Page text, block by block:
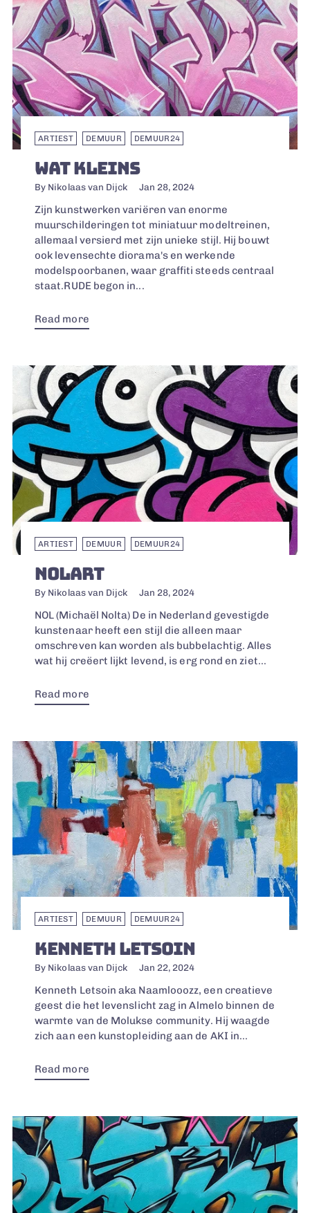
ARTIEST DEMUUR DEMUUR24
WAT KLEINS
By Nikolaas van Dijck Jan 28, 2024
Zijn kunstwerken variëren van enorme
muurschilderingen tot miniatuur modeltreinen,
allemaal versierd met zijn unieke stijl. Hij bouwt
ook levensechte diorama's en werkende
modelspoorbanen, waar graffiti steeds centraal
staat.RUDE begon in...
Read more
ARTIEST DEMUUR DEMUUR24
NOLART
By Nikolaas van Dijck Jan 28, 2024
NOL (Michaël Nolta) De in Nederland gevestigde
kunstenaar heeft een stijl die alleen maar
omschreven kan worden als bubbelachtig. Alles
wat hij creëert lijkt levend, is erg rond en ziet...
Read more
ARTIEST DEMUUR DEMUUR24
KENNETH LETSOIN
By Nikolaas van Dijck Jan 22, 2024
Kenneth Letsoin aka Naamlooozz, een creatieve
geest die het levenslicht zag in Almelo binnen de
warmte van de Molukse community. Hij waagde
zich aan een kunstopleiding aan de AKI in...
Read more